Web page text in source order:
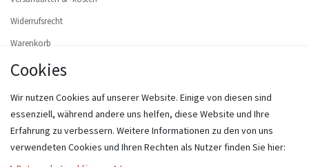
Widerrufsrecht
Warenkorb
Zur Kasse
Widerruf erklären
MEIN KONTO
Cookies
Wir nutzen Cookies auf unserer Website. Einige von diesen sind
essenziell, während andere uns helfen, diese Website und Ihre
Erfahrung zu verbessern. Weitere Informationen zu den von uns
verwendeten Cookies und Ihren Rechten als Nutzer finden Sie hier: